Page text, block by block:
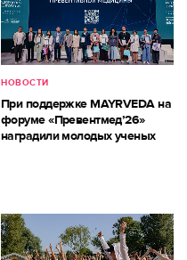
НОВОСТИ
При поддержке MAYRVEDA на
форуме «Превентмед’26»
наградили молодых ученых